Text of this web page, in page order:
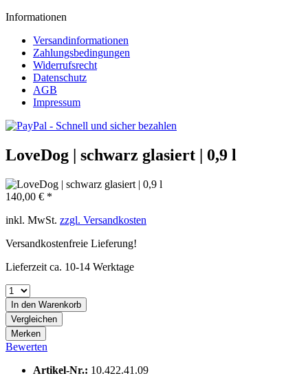
Informationen
Versandinformationen
Zahlungsbedingungen
Widerrufsrecht
Datenschutz
AGB
Impressum
LoveDog | schwarz glasiert | 0,9 l
140,00 € *
inkl. MwSt. zzgl. Versandkosten
Versandkostenfreie Lieferung!
Lieferzeit ca. 10-14 Werktage
In den Warenkorb
Vergleichen
Merken
Bewerten
Artikel-Nr.: 10.422.41.09